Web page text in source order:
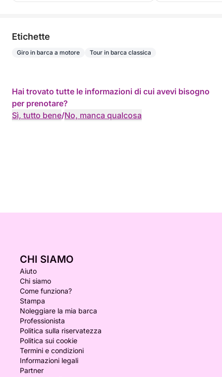
Etichette
Giro in barca a motore Tour in barca classica
Hai trovato tutte le informazioni di cui avevi bisogno
per prenotare?
Sì, tutto bene/No, manca qualcosa
CHI SIAMO
Aiuto
Chi siamo
Come funziona?
Stampa
Noleggiare la mia barca
Professionista
Politica sulla riservatezza
Politica sui cookie
Termini e condizioni
Informazioni legali
Partner